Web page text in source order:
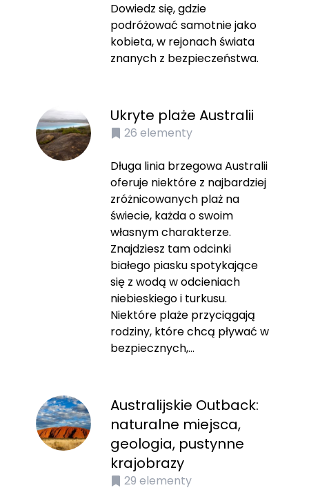
Dowiedz się, gdzie
podróżować samotnie jako
kobieta, w rejonach świata
znanych z bezpieczeństwa.
Ukryte plaże Australii
26 elementy
Długa linia brzegowa Australii
oferuje niektóre z najbardziej
zróżnicowanych plaż na
świecie, każda o swoim
własnym charakterze.
Znajdziesz tam odcinki
białego piasku spotykające
się z wodą w odcieniach
niebieskiego i turkusu.
Niektóre plaże przyciągają
rodziny, które chcą pływać w
bezpiecznych,...
Australijskie Outback:
naturalne miejsca,
geologia, pustynne
krajobrazy
29 elementy